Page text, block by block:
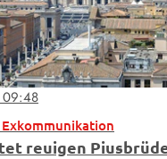
reuigen